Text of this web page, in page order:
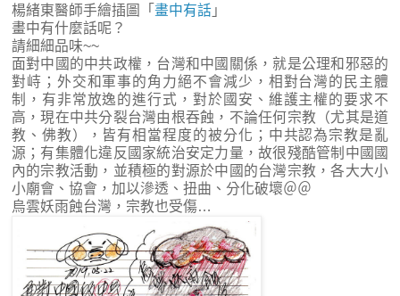
楊緒東醫師手繪插圖「 畫中有話 」
畫中有什麼話呢？
請細細品味~~
面對中國的中共政權，台灣和中國關係，就是公理和邪惡的
對峙；外交和軍事的角力絕不會減少，相對台灣的民主體
制，有非常放逸的進行式，對於國安、維護主權的要求不
高，現在中共分裂台灣由根吞蝕，不論任何宗教（尤其是道
教、佛教），皆有相當程度的被分化；中共認為宗教是亂
源；有集體化違反國家統治安定力量，故很殘酷管制中國國
內的宗教活動，並積極的對源於中國的台灣宗教，各大大小
小廟會、協會，加以滲透、扭曲、分化破壞＠＠
烏雲妖雨蝕台灣，宗教也受傷…